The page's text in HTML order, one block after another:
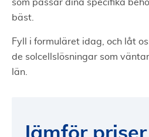
som passar dina specifika
bäst.
Fyll i formuläret idag, och låt
de solcellslösningar som
län.
Jämför